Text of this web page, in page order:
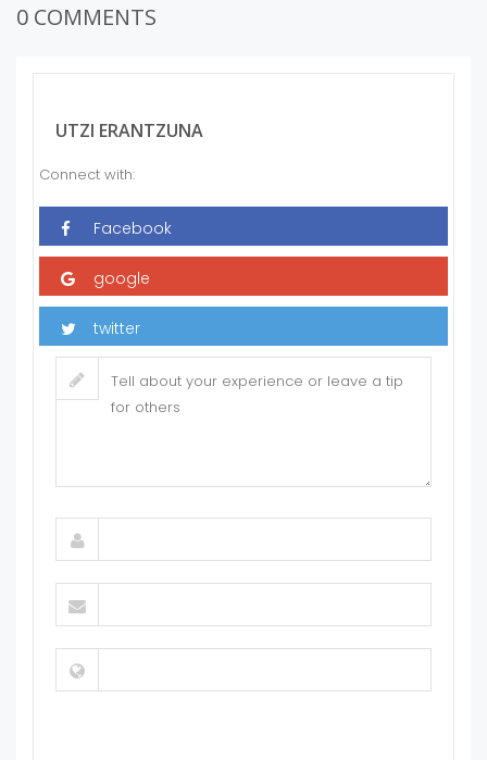
0 COMMENTS
UTZI ERANTZUNA
Connect with: